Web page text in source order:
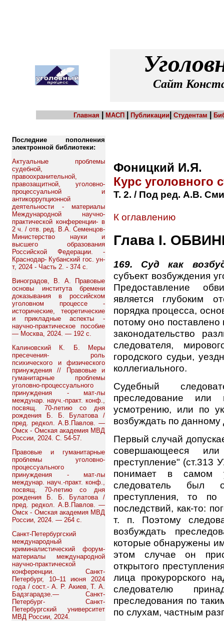
Сайт
Главная МАСП Публикации Студентам
Последние пополнения
электронной библиотеки:
Актуальные проблемы
судебной,
правоохранительной,
правозащитной, уголовно-
процессуальной и
антикоррупционной
деятельности - материалы
Международной научно-
практической конференции- в
2 ч. / отв. ред. В.А. Семенцов-
Министерство науки и
высшего образования
Российской Федерации. -
Краснодар- Кубанский гос. ун-
т, 2024 - Часть 2. - 374 с.
Виноградов, В. А. Правовые
основы института бремени
доказывания в российском
уголовном процессе -
исторические, теоретические
и прикладные аспекты -
научно-практическое пособие
— Москва, 2024. — 192 с.
Калиновский К. Б. Меры
пресечения- роль
психического и физического
принуждения // Правовые и
гуманитарные проблемы
уголовно-процессуального
принуждения - мат-лы
междунар. науч.-практ. конф.,
посвящ. 70-летию со дня
рождения Б. Б. Булатова /
пред. редкол. А.В.Павлов. —
Омск - Омская академия МВД
России, 2024. С. 54-57.
Правовые и гуманитарные
проблемы уголовно-
процессуального
принуждения - мат-лы
междунар. науч.-практ. конф.,
посвящ. 70-летию со дня
рождения Б. Б. Булатова /
пред. редкол. А.В.Павлов. —
Омск - Омская академия МВД
России, 2024. — 264 с.
Санкт-Петербургский
международный
криминалистический форум-
материалы международной
научно-практической
конференции. Санкт-
Петербург, 10–11 июня 2024
года / сост.- А. Р. Акиев, Т. А.
Бадзгарадзе.— Санкт-
Петербург- Санкт-
Петербургский университет
МВД России, 2024.
Фоницкий И.Я.
Курс уголовного
Т. 2. / Под ред. А.В.
К оглавлению
Глава I.
169. Суд как
субъект возбуждения
Предоставление
является глубоким
порядка процесса,
потому оно
законодательство
следователя,
городского судьи,
коллегиального.
Судебный
преследование или
усмотрению, или по
возбуждать по
Первый случай
совершающееся
преступление" (ст.313
понимает в самом
следователь был
преступления, то
последствий, как-то:
т. п. Поэтому
возбуждать
которые обнаружены
этом случае он
открытого
лица прокурорского
следователю
преследования по
по слухам, частным